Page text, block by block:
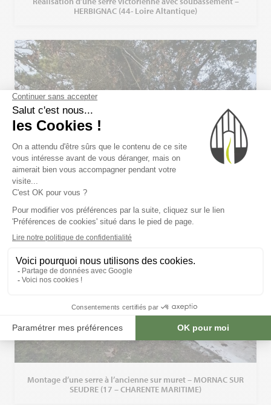
HERBIGNAC (44- Loire Altantique)
Montage d’une serre à l’ancienne sur muret – MORNAC SUR
SEUDRE (17 – CHARENTE MARITIME)